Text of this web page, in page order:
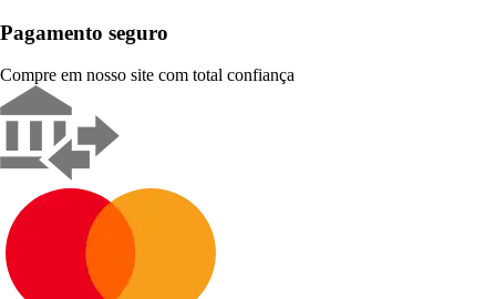
Pagamento seguro
Compre em nosso site com total confiança